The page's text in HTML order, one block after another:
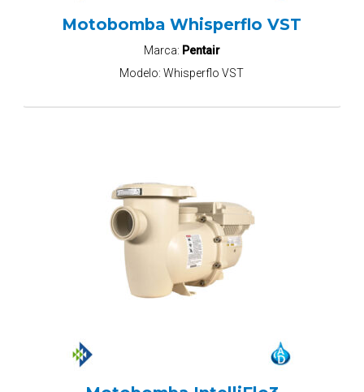
Motobomba Whisperflo VST
Marca: Pentair
Modelo:Whisperflo VST